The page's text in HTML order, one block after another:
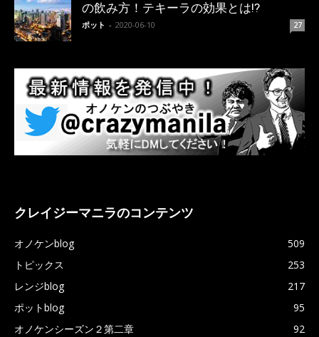
の飲み方！テキーラの効果とは!?
ポット - 2020-06-10 27
クレイジーマニラのコンテンツ
オノケンblog
509
トピックス
253
レンジblog
217
ポットblog
95
オノケンシーズン２第二章
92